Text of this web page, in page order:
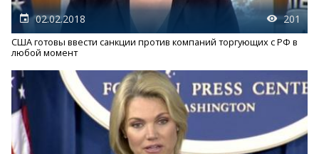
02.02.2018 201
США готовы ввести санкции против компаний торгующих с РФ в
любой момент